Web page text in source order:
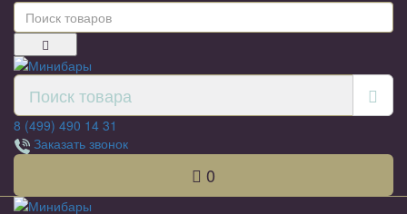
8 (499) 490 14 31
Заказать звонок
0